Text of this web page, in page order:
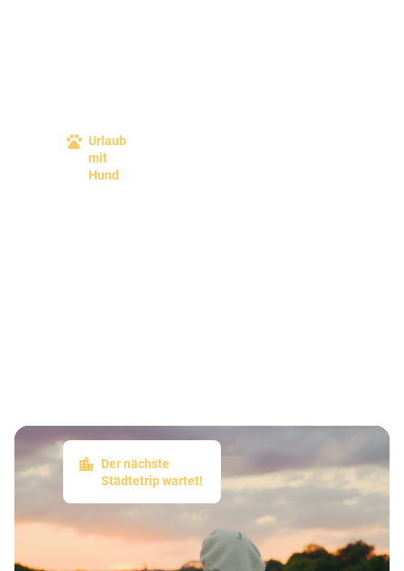
Urlaub
mit
Hund
Der nächste
Städtetrip wartet!